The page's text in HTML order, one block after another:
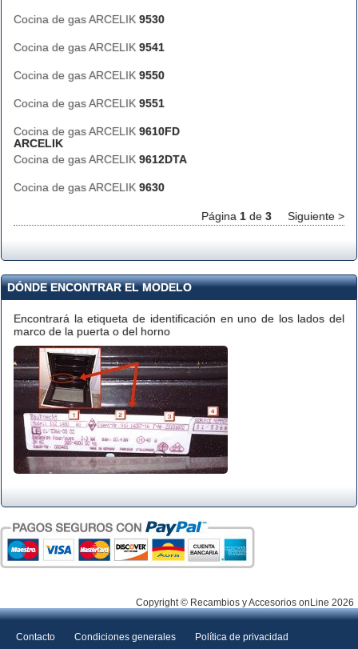
Cocina de gas ARCELIK 9530
Cocina de gas ARCELIK 9541
Cocina de gas ARCELIK 9550
Cocina de gas ARCELIK 9551
Cocina de gas ARCELIK 9610FD
ARCELIK
Cocina de gas ARCELIK 9612DTA
Cocina de gas ARCELIK 9630
Página 1 de 3 Siguiente >
DÓNDE ENCONTRAR EL MODELO
Encontrará la etiqueta de identificación en uno de los lados del
marco de la puerta o del horno
Copyright © Recambios y Accesorios onLine 2026
Contacto Condiciones generales Política de privacidad